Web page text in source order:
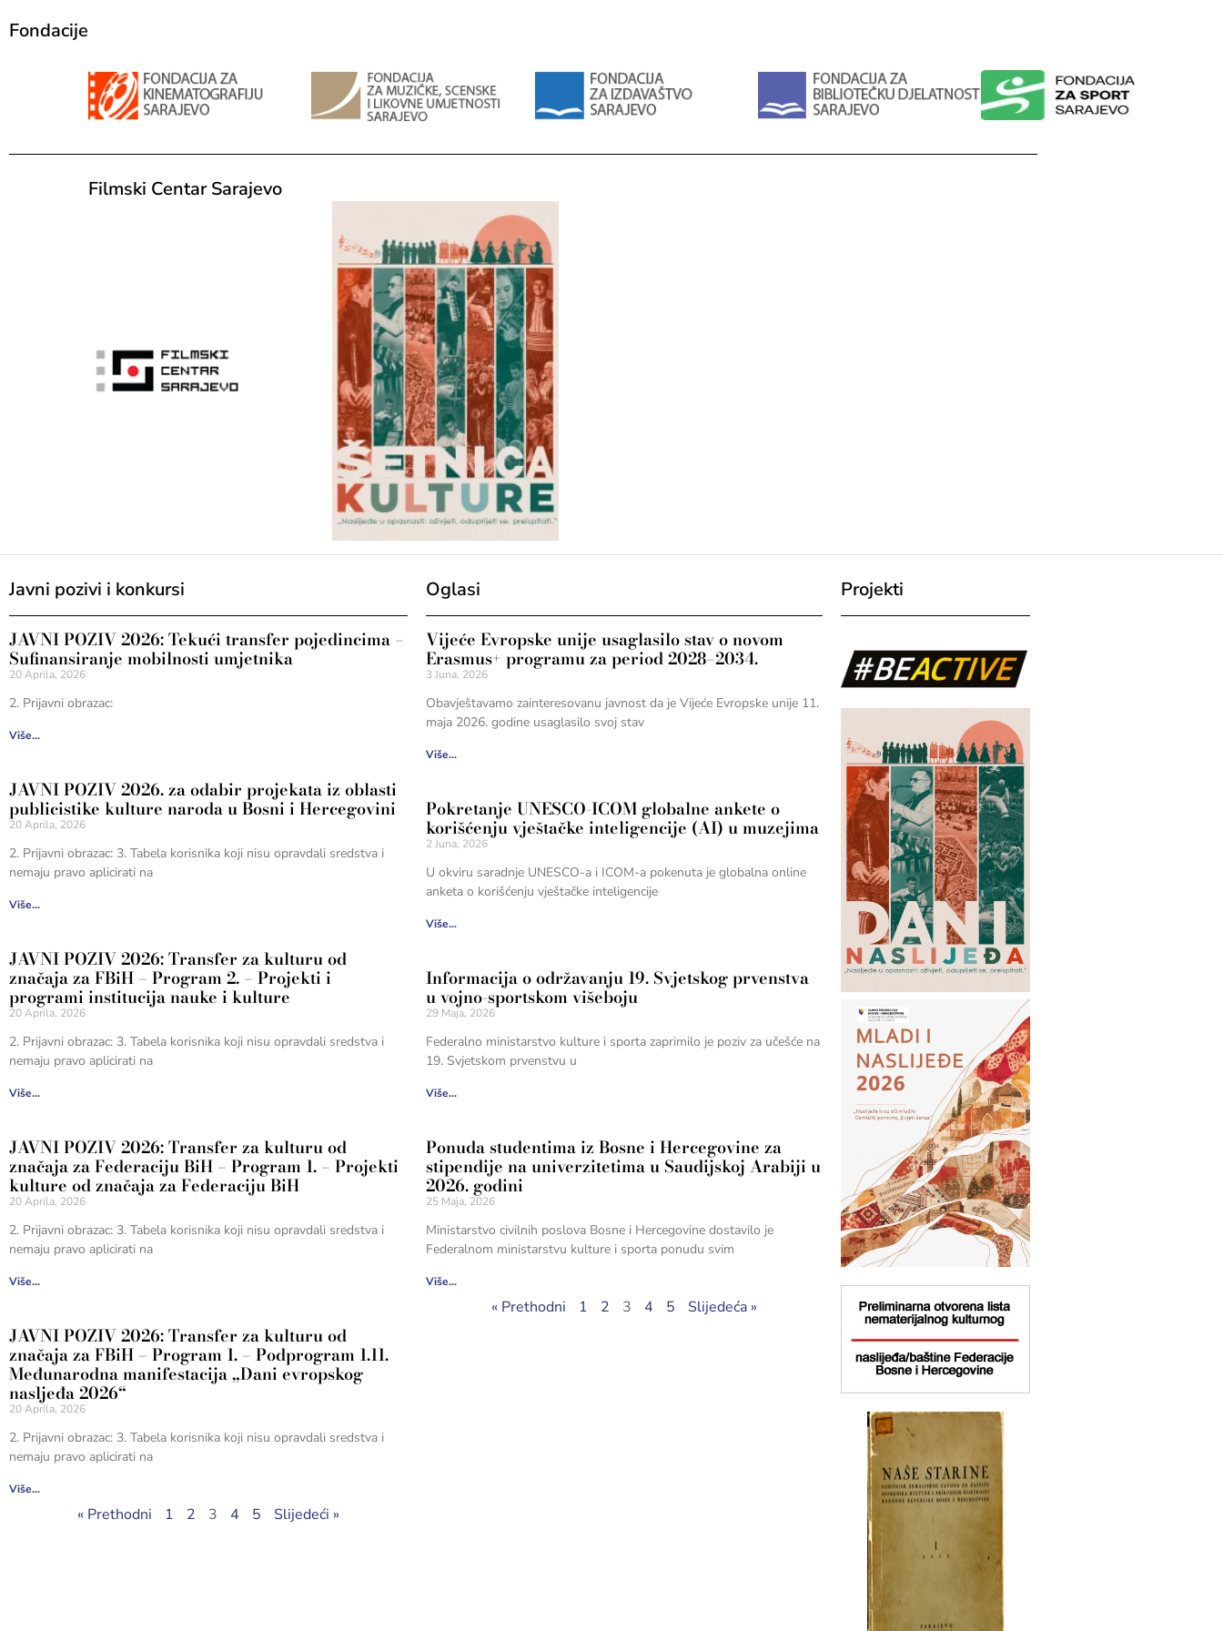
Fondacije
Filmski Centar Sarajevo
Javni pozivi i konkursi
JAVNI POZIV 2026: Tekući transfer pojedincima –
Sufinansiranje mobilnosti umjetnika
20 Aprila, 2026
2. Prijavni obrazac:
Više...
JAVNI POZIV 2026. za odabir projekata iz oblasti
publicistike kulture naroda u Bosni i Hercegovini
20 Aprila, 2026
2. Prijavni obrazac: 3. Tabela korisnika koji nisu opravdali sredstva i
nemaju pravo aplicirati na
Više...
JAVNI POZIV 2026: Transfer za kulturu od
značaja za FBiH – Program 2. – Projekti i
programi institucija nauke i kulture
20 Aprila, 2026
2. Prijavni obrazac: 3. Tabela korisnika koji nisu opravdali sredstva i
nemaju pravo aplicirati na
Više...
JAVNI POZIV 2026: Transfer za kulturu od
značaja za Federaciju BiH – Program 1. – Projekti
kulture od značaja za Federaciju BiH
20 Aprila, 2026
2. Prijavni obrazac: 3. Tabela korisnika koji nisu opravdali sredstva i
nemaju pravo aplicirati na
Više...
JAVNI POZIV 2026: Transfer za kulturu od
značaja za FBiH – Program 1. – Podprogram 1.11.
Međunarodna manifestacija „Dani evropskog
nasljeđa 2026“
20 Aprila, 2026
2. Prijavni obrazac: 3. Tabela korisnika koji nisu opravdali sredstva i
nemaju pravo aplicirati na
Više...
« Prethodni 1 2 3 4 5 Slijedeći »
Oglasi
Vijeće Evropske unije usaglasilo stav o novom
Erasmus+ programu za period 2028–2034.
3 Juna, 2026
Obavještavamo zainteresovanu javnost da je Vijeće Evropske unije 11.
maja 2026. godine usaglasilo svoj stav
Više...
Pokretanje UNESCO-ICOM globalne ankete o
korišćenju vještačke inteligencije (AI) u muzejima
2 Juna, 2026
U okviru saradnje UNESCO-a i ICOM-a pokenuta je globalna online
anketa o korišćenju vještačke inteligencije
Više...
Informacija o održavanju 19. Svjetskog prvenstva
u vojno-sportskom višeboju
29 Maja, 2026
Federalno ministarstvo kulture i sporta zaprimilo je poziv za učešće na
19. Svjetskom prvenstvu u
Više...
Ponuda studentima iz Bosne i Hercegovine za
stipendije na univerzitetima u Saudijskoj Arabiji u
2026. godini
25 Maja, 2026
Ministarstvo civilnih poslova Bosne i Hercegovine dostavilo je
Federalnom ministarstvu kulture i sporta ponudu svim
Više...
« Prethodni 1 2 3 4 5 Slijedeća »
Projekti